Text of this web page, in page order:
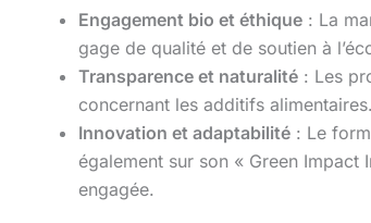
Engagement bio et éthique : La
gage de qualité et de soutien à
Transparence et naturalité : Les
concernant les additifs alimentaires.
Innovation et adaptabilité : Le
également sur son « Green
engagée.